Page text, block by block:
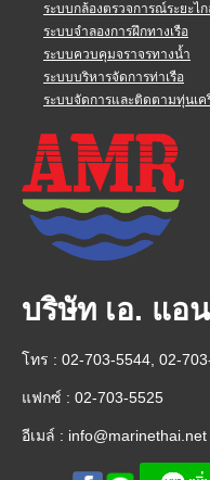
ระบบกล้องตรวจการณ์ระยะไ
ระบบจำลองการฝึกทางเรือ
ระบบควบคุมจราจรทางน้ำ
ระบบบริหารจัดการท่าเรือ
ระบบจัดการและติดตามทุ่นเค
บริษัท เอ. แอ
โทร : 02-703-5544, 02-
แฟกซ์ : 02-703-5525
อีเมล์ : info@marinethai.net